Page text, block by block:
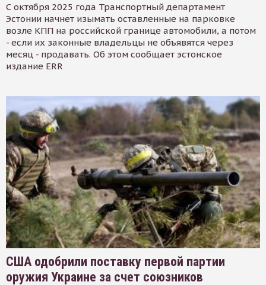
С октября 2025 года Транспортный департамент
Эстонии начнет изымать оставленные на парковке
возле КПП на российской границе автомобили, а потом
- если их законные владельцы не объявятся через
месяц - продавать. Об этом сообщает эстонское
издание ERR
США одобрили поставку первой партии
оружия Украине за счет союзников